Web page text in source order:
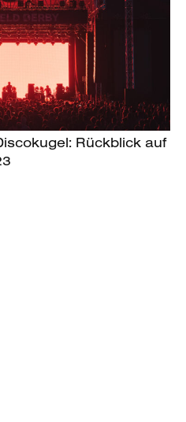
Rückblick auf